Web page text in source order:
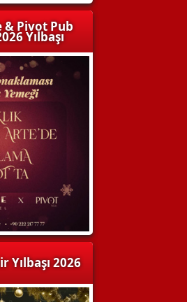
& Pivot Pub
Yılbaşı
Yılbaşı 2026